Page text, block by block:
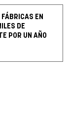
EN
DE
POR UN AÑO